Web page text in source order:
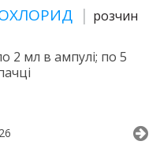
розчин
2 мл в ампулі; по 5